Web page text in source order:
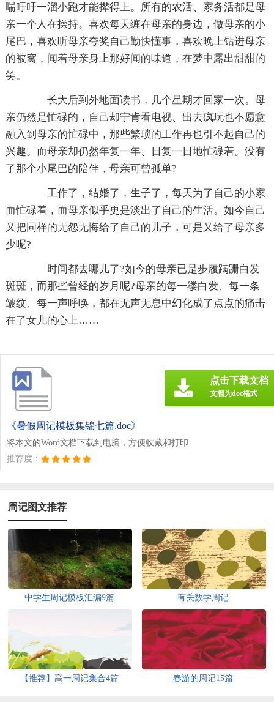
喘吁吁一溜小跑才能撵得上。所有的农活、家务活都是母
亲一个人在操持。喜欢每天缠在母亲的身边，做母亲的小
尾巴，喜欢听母亲夸奖自己勤快懂事，喜欢晚上钻进母亲
的被窝，闻着母亲身上那好闻的味道，在梦中露出甜甜的
笑。
长大后到外地面读书，几个星期才回家一次。母
亲仍然是忙碌的，自己却宁肯看电视、出去疯玩也不愿意
融入到母亲的忙碌中，那些繁琐的工作再也引不起自己的
兴趣。而母亲却仍然年复一年、日复一日地忙碌着。没有
了那个小尾巴的陪伴，母亲可曾孤单?
工作了，结婚了，生子了，每天为了自己的小家
而忙碌着，而母亲似乎更是淡出了自己的生活。如今自己
又把同样的无怨无悔给了自己的儿子，可是又给了母亲多
少呢?
时间都去哪儿了?如今的母亲已是步履蹒跚白发
斑斑，而那些曾经的岁月呢?母亲的每一缕白发、每一条
皱纹、每一声呼唤，都在无声无息中幻化成了点点的痛击
在了女儿的心上……
《暑假周记模板集锦七篇.doc》
将本文的Word文档下载到电脑，方便收藏和打印
推荐度：
点击下载文档
文档为doc格式
周记图文推荐
中学生周记模板汇编9篇 有关数学周记
【推荐】高一周记集合4篇 春游的周记15篇